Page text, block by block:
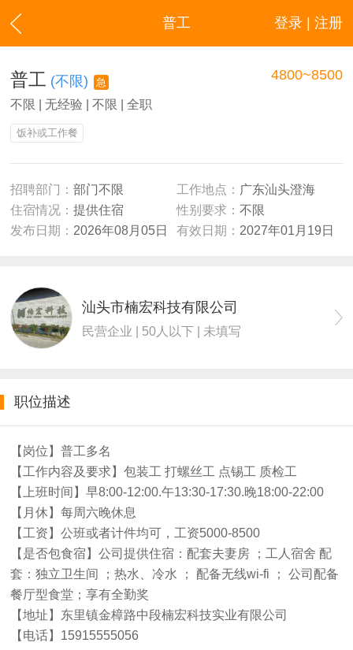
登录 | 注册
普工
普工 (不限) 急 4800~8500
不限 | 无经验 | 不限 | 全职
饭补或工作餐
招聘部门： 部门不限 工作地点： 广东汕头澄海
住宿情况： 提供住宿 性别要求： 不限
发布日期： 2026年08月05日 有效日期： 2027年01月19日
汕头市楠宏科技有限公司
民营企业 | 50人以下 | 未填写
职位描述
【岗位】普工多名
【工作内容及要求】包装工 打螺丝工 点锡工 质检工
【上班时间】早8:00-12:00.午13:30-17:30.晚18:00-22:00
【月休】每周六晚休息
【工资】公班或者计件均可，工资5000-8500
【是否包食宿】公司提供住宿：配套夫妻房 ；工人宿舍 配
套：独立卫生间 ；热水、冷水 ； 配备无线wi-fi ； 公司配备
餐厅型食堂；享有全勤奖
【地址】东里镇金樟路中段楠宏科技实业有限公司
【电话】15915555056